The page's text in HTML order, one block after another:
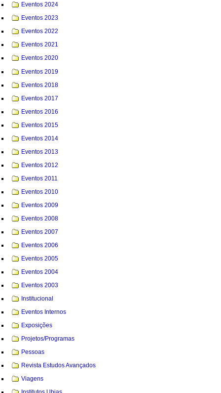
Eventos 2024
Eventos 2023
Eventos 2022
Eventos 2021
Eventos 2020
Eventos 2019
Eventos 2018
Eventos 2017
Eventos 2016
Eventos 2015
Eventos 2014
Eventos 2013
Eventos 2012
Eventos 2011
Eventos 2010
Eventos 2009
Eventos 2008
Eventos 2007
Eventos 2006
Eventos 2005
Eventos 2004
Eventos 2003
Institucional
Eventos Internos
Exposições
Projetos/Programas
Pessoas
Revista Estudos Avançados
Viagens